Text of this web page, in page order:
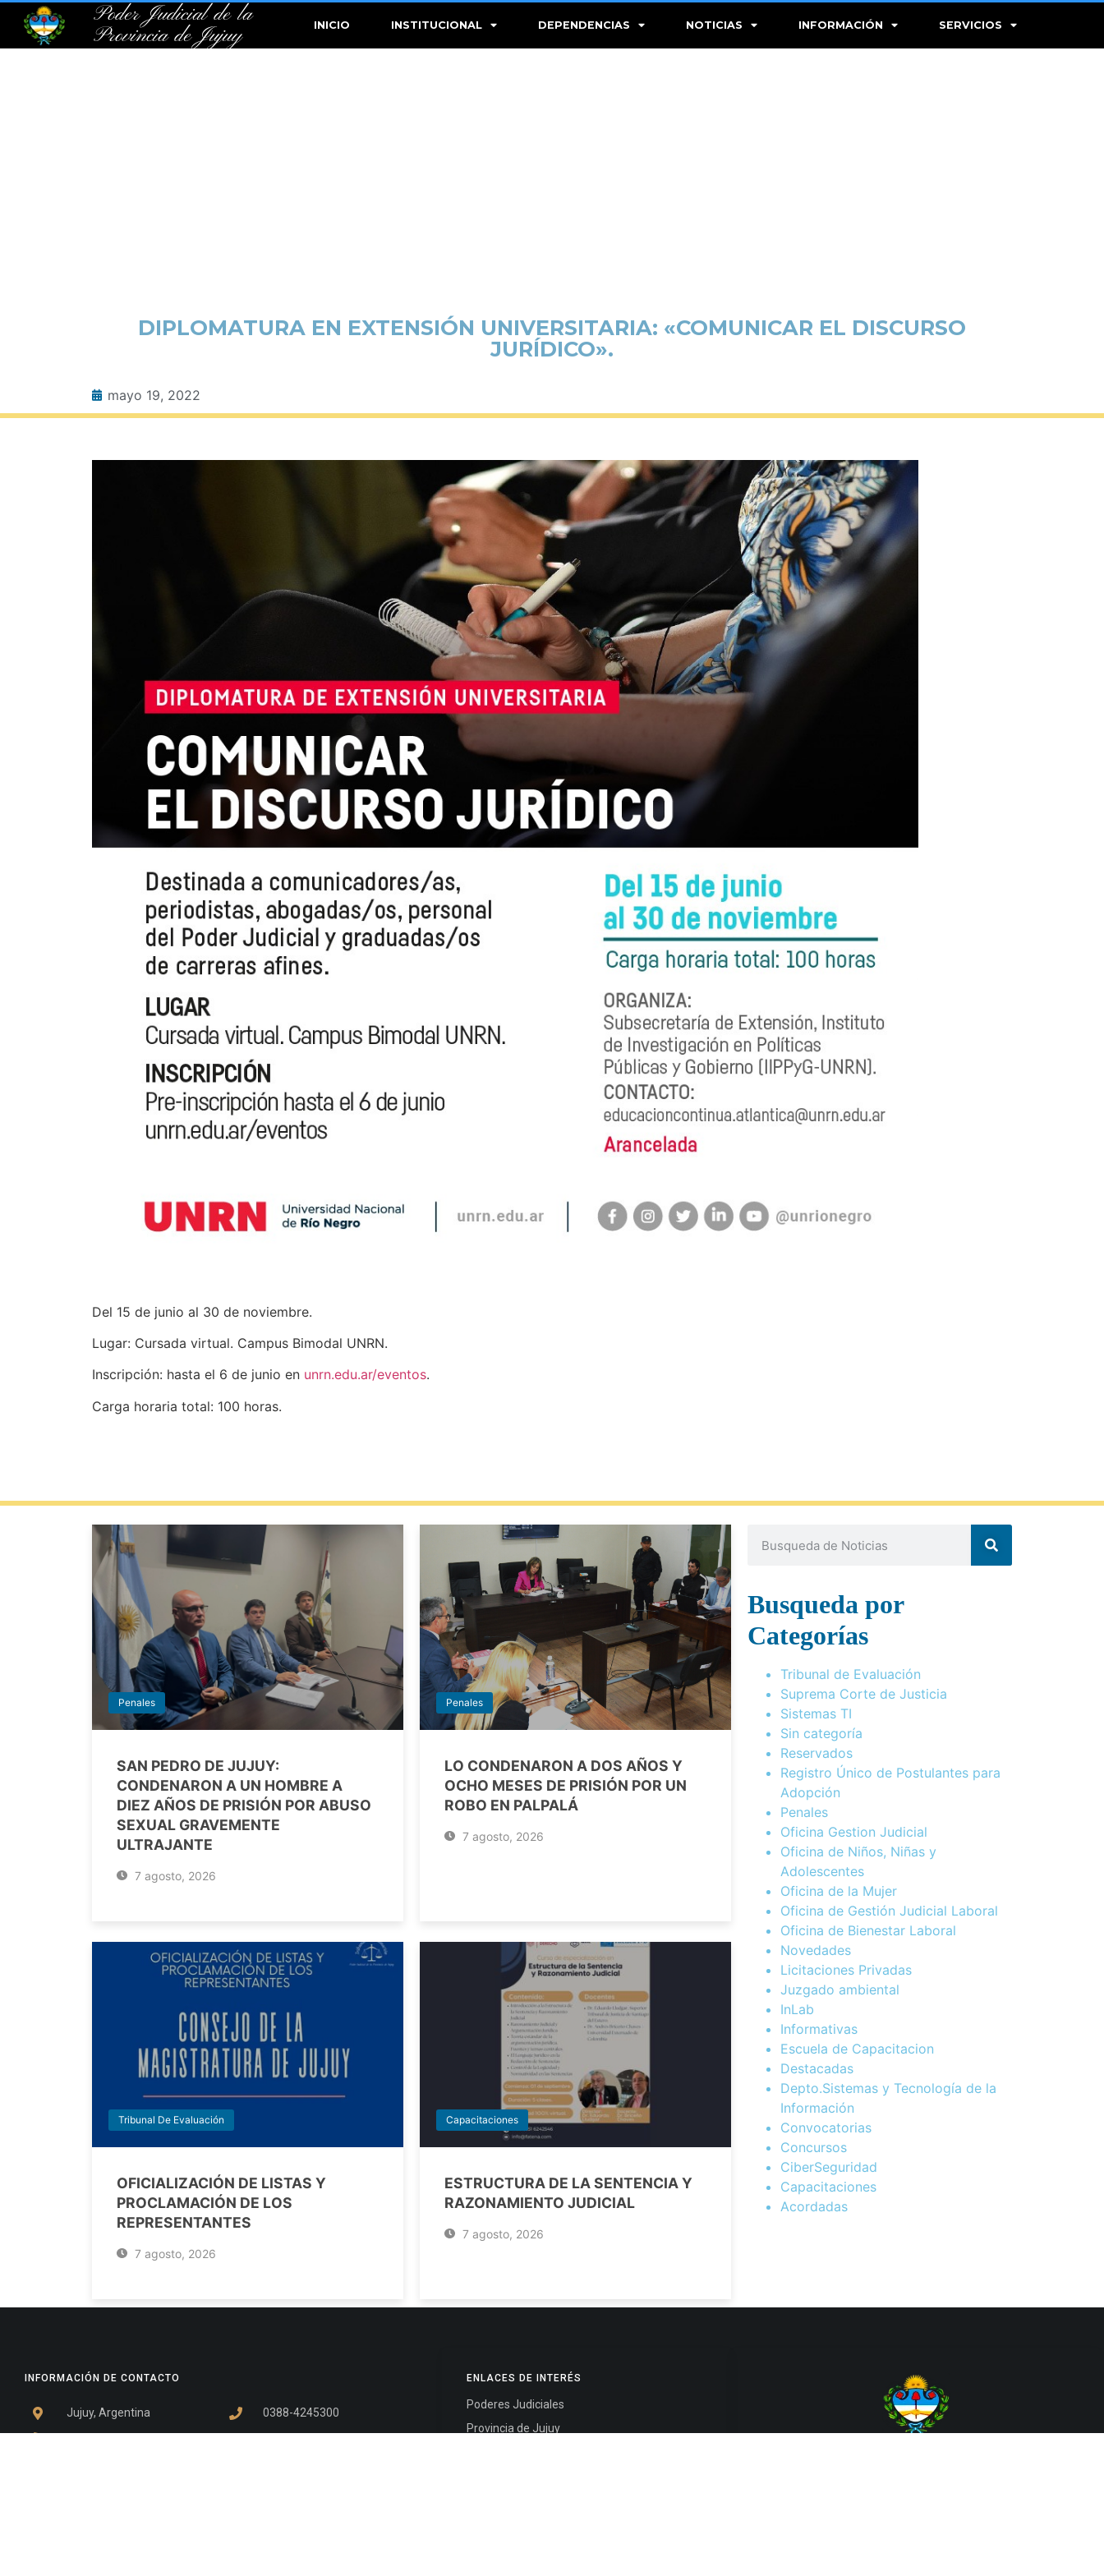
Poder Judicial de la
Provincia de Jujuy
INICIO INSTITUCIONAL DEPENDENCIAS NOTICIAS INFORMACIÓN SERVICIOS
DIPLOMATURA EN EXTENSIÓN UNIVERSITARIA: «COMUNICAR EL DISCURSO
JURÍDICO».
mayo 19, 2022
Del 15 de junio al 30 de noviembre.
Lugar: Cursada virtual. Campus Bimodal UNRN.
Inscripción: hasta el 6 de junio en unrn.edu.ar/eventos.
Carga horaria total: 100 horas.
Penales
SAN PEDRO DE JUJUY:
CONDENARON A UN HOMBRE A
DIEZ AÑOS DE PRISIÓN POR ABUSO
SEXUAL GRAVEMENTE
ULTRAJANTE
7 agosto, 2026
Penales
LO CONDENARON A DOS AÑOS Y
OCHO MESES DE PRISIÓN POR UN
ROBO EN PALPALÁ
7 agosto, 2026
Tribunal De Evaluación
OFICIALIZACIÓN DE LISTAS Y
PROCLAMACIÓN DE LOS
REPRESENTANTES
7 agosto, 2026
Capacitaciones
ESTRUCTURA DE LA SENTENCIA Y
RAZONAMIENTO JUDICIAL
7 agosto, 2026
Busqueda por
Categorías
Tribunal de Evaluación
Suprema Corte de Justicia
Sistemas TI
Sin categoría
Reservados
Registro Único de Postulantes para
Adopción
Penales
Oficina Gestion Judicial
Oficina de Niños, Niñas y
Adolescentes
Oficina de la Mujer
Oficina de Gestión Judicial Laboral
Oficina de Bienestar Laboral
Novedades
Licitaciones Privadas
Juzgado ambiental
InLab
Informativas
Escuela de Capacitacion
Destacadas
Depto.Sistemas y Tecnología de la
Información
Convocatorias
Concursos
CiberSeguridad
Capacitaciones
Acordadas
INFORMACIÓN DE CONTACTO
Jujuy, Argentina
0388-4245300
ENLACES DE INTERÉS
Poderes Judiciales
Provincia de Jujuy